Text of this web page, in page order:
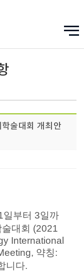
술대회 개최안
일부터 3일까
대회 (2021
International
약칭:
니다.